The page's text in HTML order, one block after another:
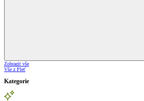
Zobrazit vše
Vše z Pleť
Kategorie